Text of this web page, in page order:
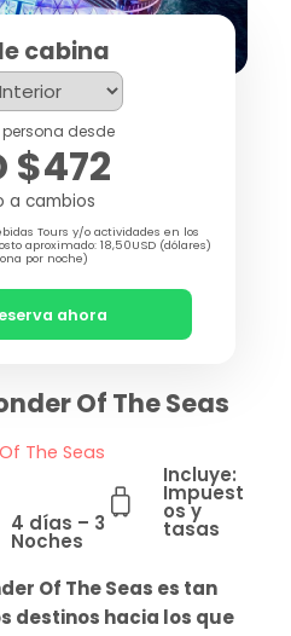
cabina
persona desde
$472
a cambios
Tours y/o actividades en los
aproximado: 18,50USD (dólares)
por noche)
ahora
Of The Seas
The Seas
4 días – 3
Noches
Incluye:
Impuest
os y
tasas
Of The Seas es tan
destinos hacia los que